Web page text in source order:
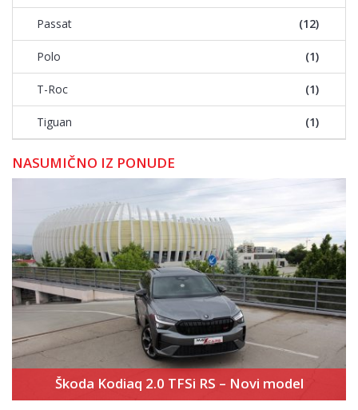
Passat (12)
Polo (1)
T-Roc (1)
Tiguan (1)
NASUMIČNO IZ PONUDE
Škoda Kodiaq 2.0 TFSi RS – Novi model